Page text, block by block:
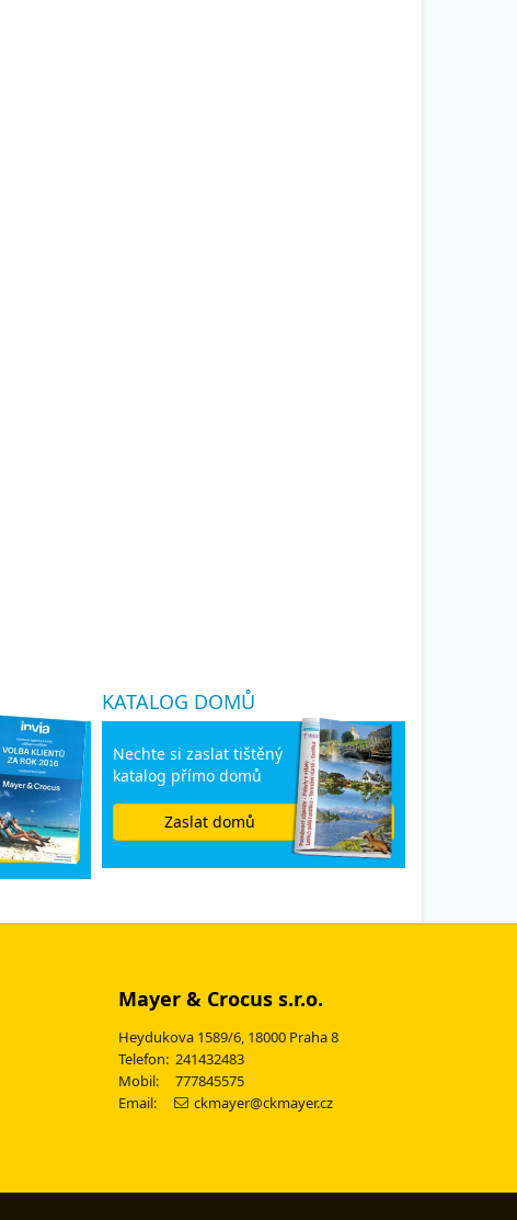
KATALOG DOMŮ
Nechte si zaslat tištěný
katalog přímo domů
Zaslat domů
Mayer & Crocus s.r.o.
Heydukova 1589/6, 18000 Praha 8
Telefon: 241432483
Mobil: 777845575
Email:
ckmayer@ckmayer.cz